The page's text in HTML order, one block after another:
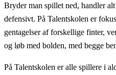
Bryder man spillet ned, handler
defensivt. På Talentskolen er
gentagelser af forskellige finter,
og løb med bolden, med begge
På Talentskolen er alle spillere i